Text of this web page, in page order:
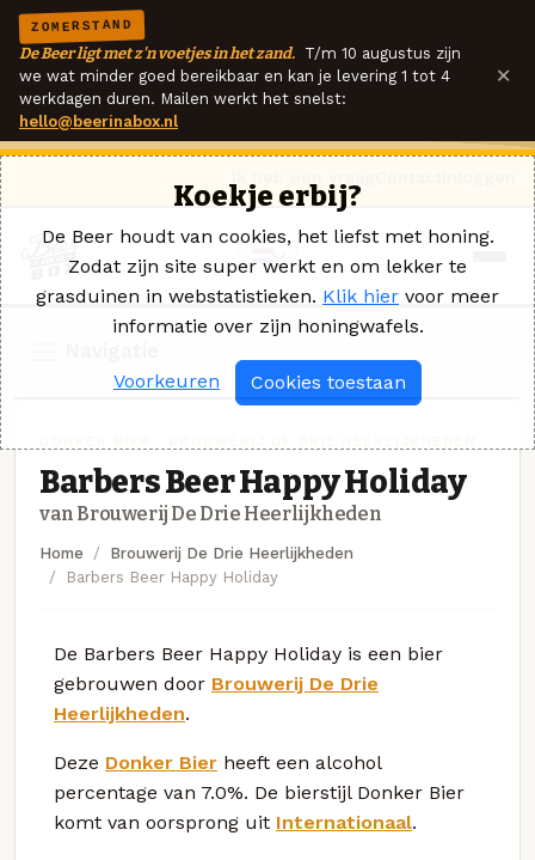
ZOMERSTAND
De Beer ligt met z'n voetjes in het zand. T/m 10 augustus zijn
we wat minder goed bereikbaar en kan je levering 1 tot 4
werkdagen duren. Mailen werkt het snelst:
hello@beerinabox.nl
×
Barbers Beer Happy Holiday
van Brouwerij De Drie Heerlijkheden
Home
Brouwerij De Drie Heerlijkheden
Barbers Beer Happy Holiday
De Barbers Beer Happy Holiday is een bier
gebrouwen door Brouwerij De Drie
Heerlijkheden.
Deze Donker Bier heeft een alcohol
percentage van 7.0%. De bierstijl Donker Bier
komt van oorsprong uit Internationaal.
Koekje erbij?
De Beer houdt van cookies, het liefst met honing.
Zodat zijn site super werkt en om lekker te
grasduinen in webstatistieken. Klik hier voor meer
informatie over zijn honingwafels.
Voorkeuren Cookies toestaan